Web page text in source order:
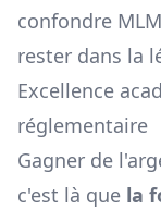
confondre
rester dans la
Excellence
réglementaire
Gagner de
c'est là que la